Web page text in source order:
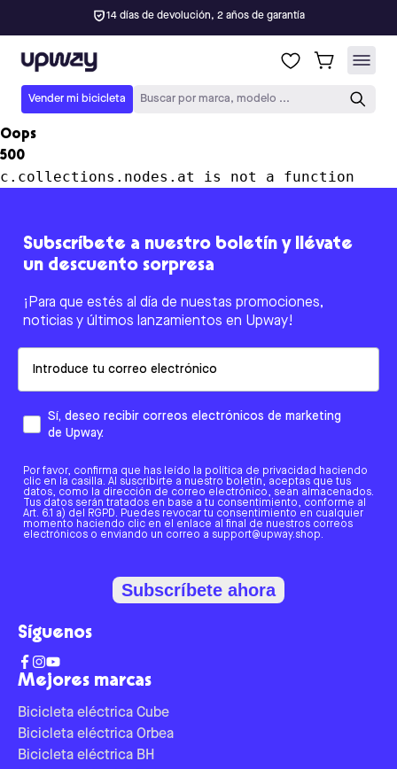
14 días de devolución, 2 años de garantía
Upway
Vender mi bicicleta Buscar por marca, modelo ...
Oops
500
c.collections.nodes.at is not a function
Mejores marcas
Bicicleta eléctrica Cube
Bicicleta eléctrica Orbea
Bicicleta eléctrica BH
Subscríbete a nuestro boletín y llévate
un descuento sorpresa
¡Para que estés al día de nuestas promociones,
noticias y últimos lanzamientos en Upway!
Sí, deseo recibir correos electrónicos de marketing
de Upway.
Por favor, confirma que has leído la política de privacidad haciendo
clic en la casilla. Al suscribirte a nuestro boletín, aceptas que tus
datos, como la dirección de correo electrónico, sean almacenados.
Tus datos serán tratados en base a tu consentimiento, conforme al
Art. 6.1 a) del RGPD. Puedes revocar tu consentimiento en cualquier
momento haciendo clic en el enlace al final de nuestros correos
electrónicos o enviando un correo a support@upway.shop.
Subscríbete ahora
Síguenos